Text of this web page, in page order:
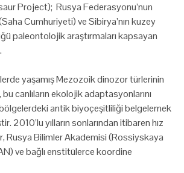
Project); Rusya Federasyonu’nun
Cumhuriyeti) ve Sibirya’nın kuzey
paleontolojik araştırmaları kapsayan
yaşamış Mezozoik dinozor türlerinin
canlıların ekolojik adaptasyonlarını
antik biyoçeşitliliği belgelemek
2010’lu yılların sonlarından itibaren hız
Rusya Bilimler Akademisi (Rossiyskaya
ve bağlı enstitülerce koordine